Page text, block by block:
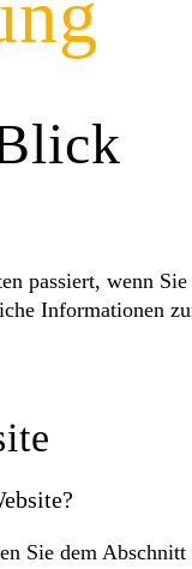
passiert, wenn Sie
Informationen
Sie dem